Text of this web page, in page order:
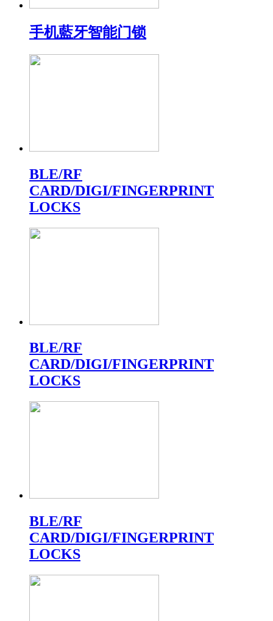
手机藍牙智能门锁
BLE/RF
CARD/DIGI/FINGERPRINT
LOCKS
BLE/RF
CARD/DIGI/FINGERPRINT
LOCKS
BLE/RF
CARD/DIGI/FINGERPRINT
LOCKS